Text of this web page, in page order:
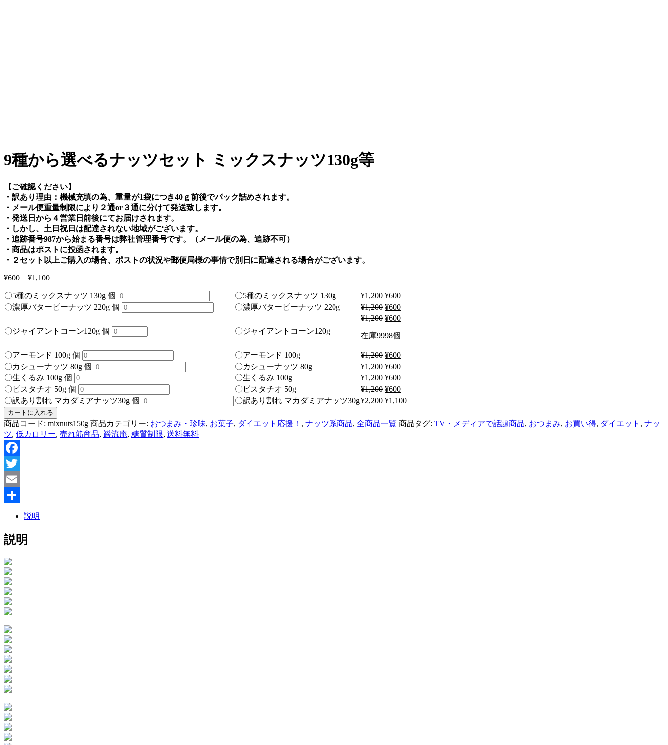
9種から選べるナッツセット ミックスナッツ130g等
【ご確認ください】
・訳あり理由：機械充填の為、重量が1袋につき40ｇ前後でパック詰めされます。
・メール便重量制限により２通or３通に分けて発送致します。
・発送日から４営業日前後にてお届けされます。
・しかし、土日祝日は配達されない地域がございます。
・追跡番号987から始まる番号は弊社管理番号です。（メール便の為、追跡不可）
・商品はポストに投函されます。
・２セット以上ご購入の場合、ポストの状況や郵便局様の事情で別日に配達される場合がございます。
¥600 – ¥1,100
〇5種のミックスナッツ 130g 個 〇5種のミックスナッツ 130g ¥1,200 ¥600
〇濃厚バターピーナッツ 220g 個
〇濃厚バターピーナッツ 220g ¥1,200 ¥600
〇ジャイアントコーン120g 個 〇ジャイアントコーン120g
¥1,200 ¥600
在庫9998個
〇アーモンド 100g 個 〇アーモンド 100g ¥1,200 ¥600
〇カシューナッツ 80g 個
〇カシューナッツ 80g ¥1,200 ¥600
〇生くるみ 100g 個
〇生くるみ 100g ¥1,200 ¥600
〇ピスタチオ 50g 個
〇ピスタチオ 50g ¥1,200 ¥600
〇訳あり割れ マカダミアナッツ30g 個
〇訳あり割れ マカダミアナッツ30g¥2,200 ¥1,100
カートに入れる
商品コード: mixnuts150g 商品カテゴリー: おつまみ・珍味, お菓子, ダイエット応援！ , ナッツ系商品, 全商品一覧 商品タグ: TV・メディアで話題商品, おつまみ, お買い得, ダイエット , ナッ
ツ, 低カロリー, 売れ筋商品, 巌流庵, 糖質制限, 送料無料
Facebook
Twitter
Email
説明
説明